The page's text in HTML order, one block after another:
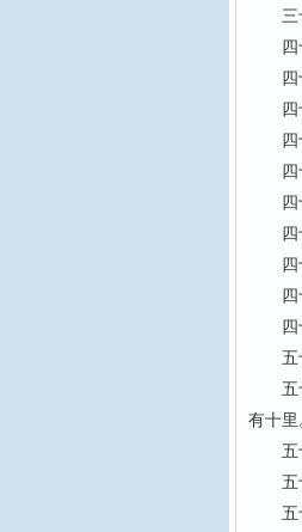
三十
四十
四十
四十
四十
四十
四十
四十
四十
四十
四十
五十
五十
有十里
五十
五十
五十